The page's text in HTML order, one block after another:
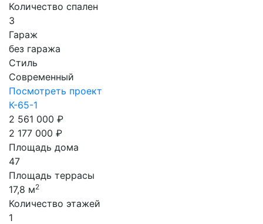
Количество спален
3
Гараж
без гаража
Стиль
Современный
Посмотреть проект
К-65-1
2 561 000 ₽
2 177 000 ₽
Площадь дома
47
Площадь террасы
17,8 м2
Количество этажей
1